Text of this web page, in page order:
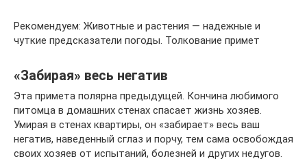
Рекомендуем: Животные и растения — надежные и
чуткие предсказатели погоды. Толкование примет
«Забирая» весь негатив
Эта примета полярна предыдущей. Кончина любимого
питомца в домашних стенах спасает жизнь хозяев.
Умирая в стенах квартиры, он «забирает» весь ваш
негатив, наведенный сглаз и порчу, тем сама освобождая
своих хозяев от испытаний, болезней и других недугов.